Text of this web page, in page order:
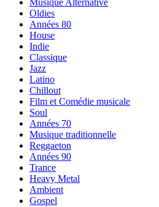
Musique Alternative
Oldies
Années 80
House
Indie
Classique
Jazz
Latino
Chillout
Film et Comédie musicale
Soul
Années 70
Musique traditionnelle
Reggaeton
Années 90
Trance
Heavy Metal
Ambient
Gospel